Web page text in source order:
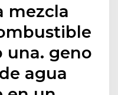
mezcla
una. geno
agua